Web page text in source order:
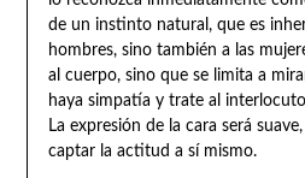
de un instinto natural, que es
hombres, sino también a las
al cuerpo, sino que se limita a
haya simpatía y trate al
La expresión de la cara será
captar la actitud a sí mismo.